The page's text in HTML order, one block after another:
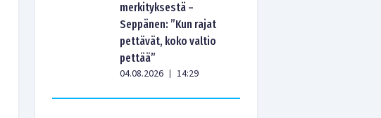
merkityksestä –
Seppänen: ”Kun rajat
pettävät, koko valtio
pettää”
04.08.2026 | 14:29